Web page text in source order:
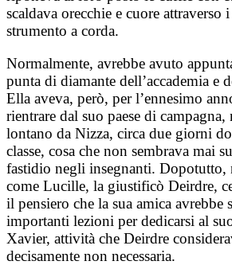
scaldava orecchie e cuore attraverso
strumento a corda.
Normalmente, avrebbe avuto
punta di diamante dell’accademia e
Ella aveva, però, per l’ennesimo
rientrare dal suo paese di campagna,
lontano da Nizza, circa due giorni
classe, cosa che non sembrava mai
fastidio negli insegnanti. Dopotutto,
come Lucille, la giustificò Deirdre,
il pensiero che la sua amica avrebbe
importanti lezioni per dedicarsi al
Xavier, attività che Deirdre
decisamente non necessaria.